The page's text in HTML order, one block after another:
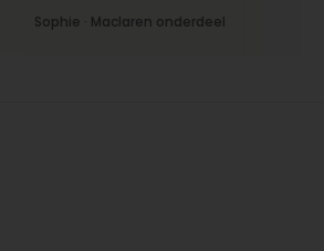
Sophie · Maclaren onderdeel